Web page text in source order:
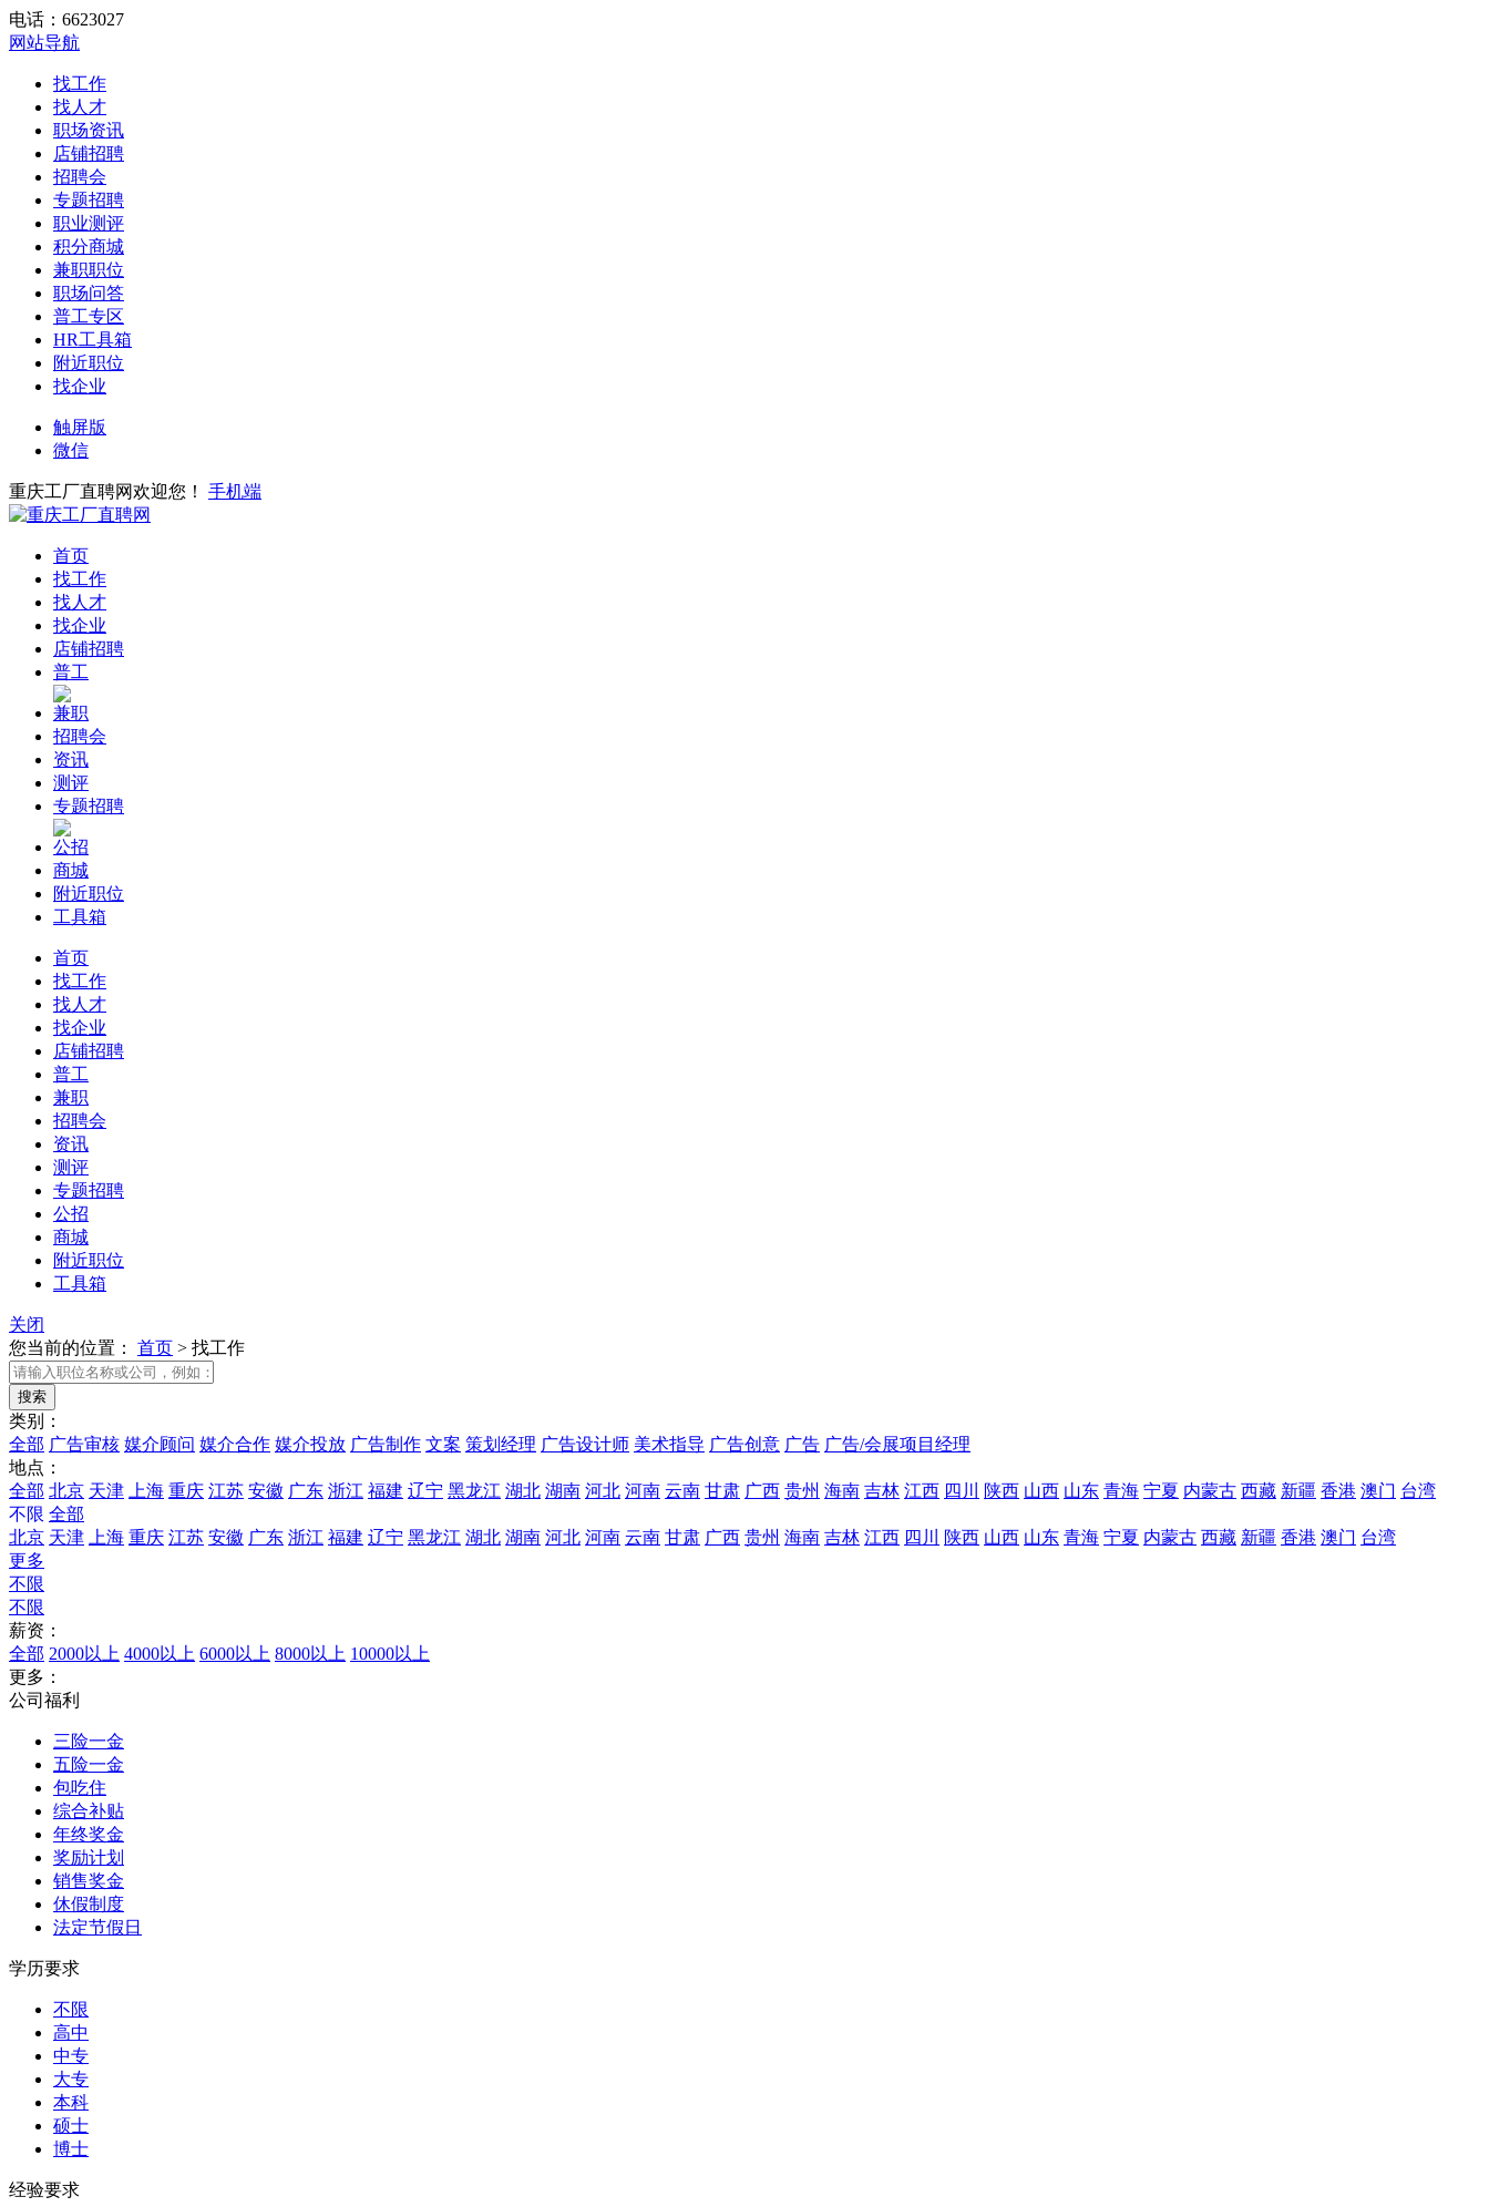
电话：6623027
网站导航
找工作
找人才
职场资讯
店铺招聘
招聘会
专题招聘
职业测评
积分商城
兼职职位
职场问答
普工专区
HR工具箱
附近职位
找企业
触屏版
微信
重庆工厂直聘网欢迎您！ 手机端
首页
找工作
找人才
找企业
店铺招聘
普工
兼职
招聘会
资讯
测评
专题招聘
公招
商城
附近职位
工具箱
首页
找工作
找人才
找企业
店铺招聘
普工
兼职
招聘会
资讯
测评
专题招聘
公招
商城
附近职位
工具箱
关闭
您当前的位置： 首页 > 找工作
类别：
全部 广告审核 媒介顾问 媒介合作 媒介投放 广告制作 文案 策划经理 广告设计师 美术指导 广告创意 广告 广告/会展项目经理
地点：
全部 北京 天津 上海 重庆 江苏 安徽 广东 浙江 福建 辽宁 黑龙江 湖北 湖南 河北 河南 云南 甘肃 广西 贵州 海南 吉林 江西 四川 陕西 山西 山东 青海 宁夏 内蒙古 西藏 新疆 香港 澳门 台湾
不限 全部
北京 天津 上海 重庆 江苏 安徽 广东 浙江 福建 辽宁 黑龙江 湖北 湖南 河北 河南 云南 甘肃 广西 贵州 海南 吉林 江西 四川 陕西 山西 山东 青海 宁夏 内蒙古 西藏 新疆 香港 澳门 台湾
更多
不限
不限
薪资：
全部 2000以上 4000以上 6000以上 8000以上 10000以上
更多：
公司福利
三险一金
五险一金
包吃住
综合补贴
年终奖金
奖励计划
销售奖金
休假制度
法定节假日
学历要求
不限
高中
中专
大专
本科
硕士
博士
经验要求